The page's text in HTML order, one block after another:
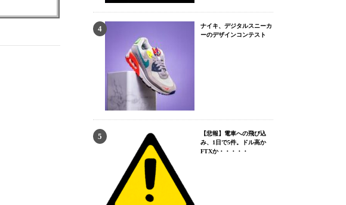
ナイキ、デジタルスニーカ
ーのデザインコンテスト
【悲報】電車への飛び込
み、1日で5件。ドル高か
FTXか・・・・・